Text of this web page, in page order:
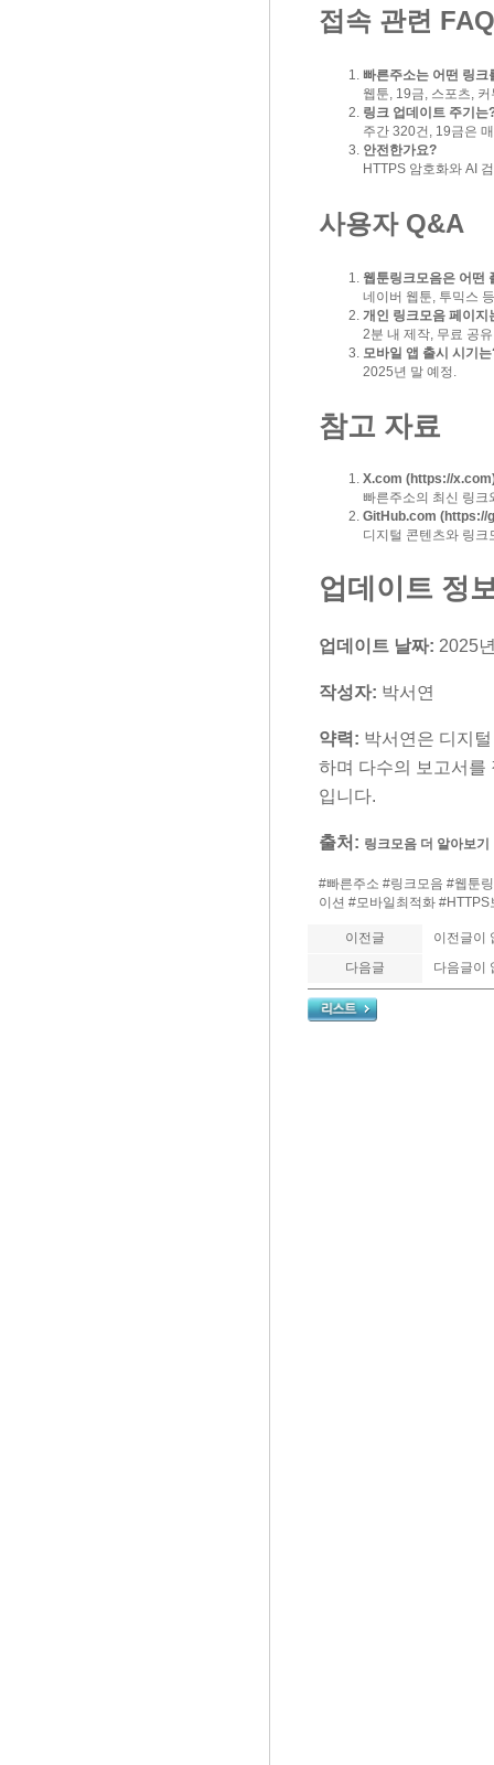
접속 관련 FAQ
빠른주소는 어떤 링크
웹툰, 19금, 스포츠,
링크 업데이트 주기는
주간 320건, 19금은
안전한가요?
HTTPS 암호화와 AI
사용자 Q&A
웹툰링크모음은 어떤
네이버 웹툰, 투믹스
개인 링크모음 페이지
2분 내 제작, 무료 공
모바일 앱 출시 시기
2025년 말 예정.
참고 자료
X.com (https://x.com
빠른주소의 최신 링크
GitHub.com (https://
디지털 콘텐츠와 링
업데이트 정
업데이트 날짜: 2025
작성자: 박서연
약력: 박서연은 디지
하며 다수의 보고서를
입니다.
출처: 링크모음 더 알아보기
#빠른주소 #링크모음 #웹툰
이션 #모바일최적화
이전글
이전글이
다음글
다음글이